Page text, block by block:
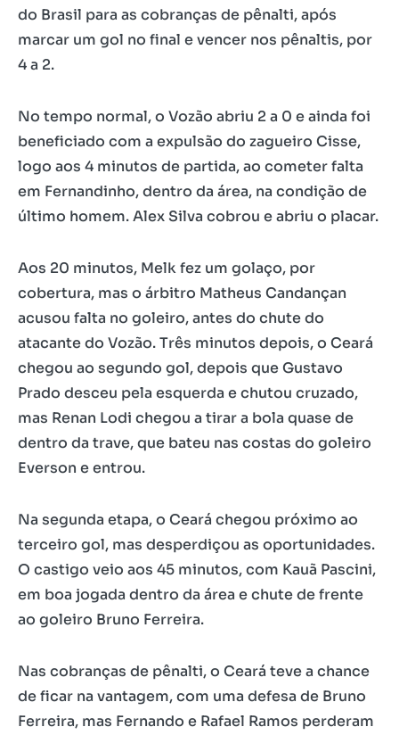
do Brasil para as cobranças de pênalti, após
marcar um gol no final e vencer nos pênaltis, por
4 a 2.
No tempo normal, o Vozão abriu 2 a 0 e ainda foi
beneficiado com a expulsão do zagueiro Cisse,
logo aos 4 minutos de partida, ao cometer falta
em Fernandinho, dentro da área, na condição de
último homem. Alex Silva cobrou e abriu o placar.
Aos 20 minutos, Melk fez um golaço, por
cobertura, mas o árbitro Matheus Candançan
acusou falta no goleiro, antes do chute do
atacante do Vozão. Três minutos depois, o Ceará
chegou ao segundo gol, depois que Gustavo
Prado desceu pela esquerda e chutou cruzado,
mas Renan Lodi chegou a tirar a bola quase de
dentro da trave, que bateu nas costas do goleiro
Everson e entrou.
Na segunda etapa, o Ceará chegou próximo ao
terceiro gol, mas desperdiçou as oportunidades.
O castigo veio aos 45 minutos, com Kauã Pascini,
em boa jogada dentro da área e chute de frente
ao goleiro Bruno Ferreira.
Nas cobranças de pênalti, o Ceará teve a chance
de ficar na vantagem, com uma defesa de Bruno
Ferreira, mas Fernando e Rafael Ramos perderam